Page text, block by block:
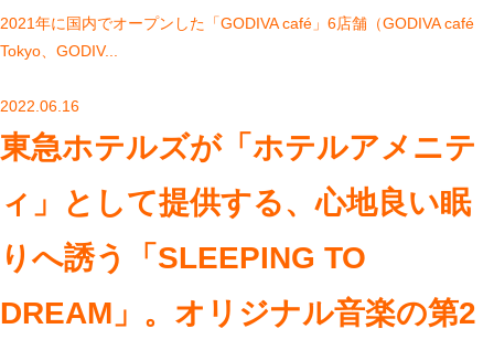
2021年に国内でオープンした「GODIVA café」6店舗（GODIVA café
Tokyo、GODIV...
2022.06.16
東急ホテルズが「ホテルアメニテ
ィ」として提供する、心地良い眠
りへ誘う「SLEEPING TO
DREAM」。オリジナル音楽の第2